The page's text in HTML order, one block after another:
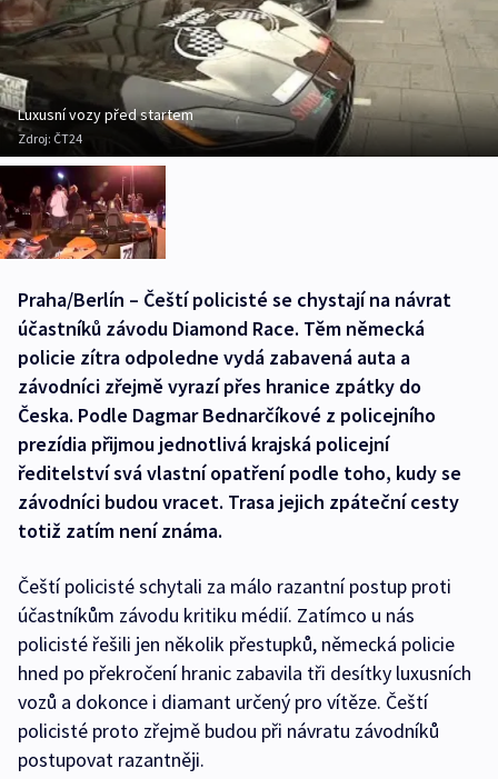
Luxusní vozy před startem
Zdroj: ČT24
Praha/Berlín – Čeští policisté se chystají na návrat
účastníků závodu Diamond Race. Těm německá
policie zítra odpoledne vydá zabavená auta a
závodníci zřejmě vyrazí přes hranice zpátky do
Česka. Podle Dagmar Bednarčíkové z policejního
prezídia přijmou jednotlivá krajská policejní
ředitelství svá vlastní opatření podle toho, kudy se
závodníci budou vracet. Trasa jejich zpáteční cesty
totiž zatím není známa.
Čeští policisté schytali za málo razantní postup proti
účastníkům závodu kritiku médií. Zatímco u nás
policisté řešili jen několik přestupků, německá policie
hned po překročení hranic zabavila tři desítky luxusních
vozů a dokonce i diamant určený pro vítěze. Čeští
policisté proto zřejmě budou při návratu závodníků
postupovat razantněji.